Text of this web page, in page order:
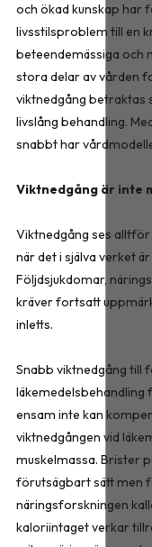
och ökad kunskap har
livsstilsproblem till en
beteendemässiga och
stora delar av vården
viktnedgång betraktas
livslång behandling.
snabbt har
Viktnedgång är inte
Viktnedgång ses
när det i själva verket
Följdsjukdomar,
kräver fortsatt
inletts.
Snabb viktnedgång till
ensam inte kan
viktnedgången vid
muskelmassa. Brister
förutsägbart sätt men
näringsforskningen
kaloriintaget verkar